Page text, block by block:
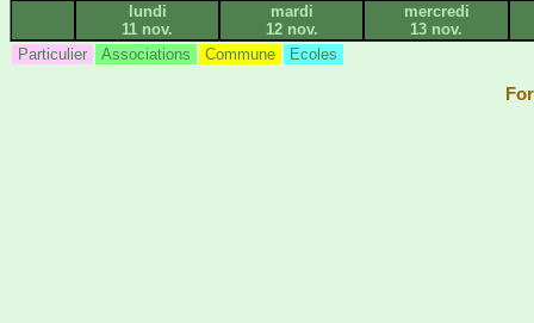
lundi
11 nov.
mardi
12 nov.
mercredi
13 nov.
Particulier
Associations Commune Ecoles